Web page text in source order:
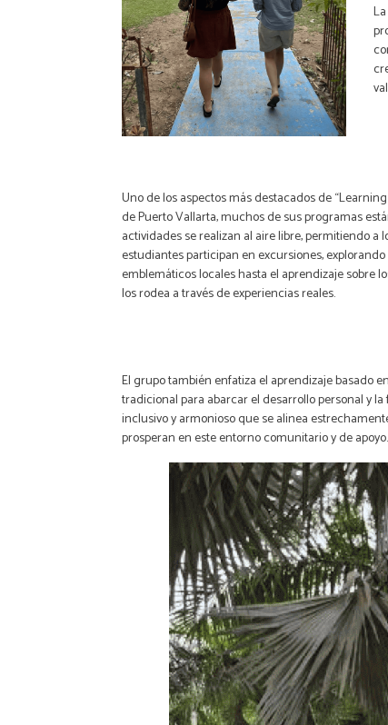
Uno de los aspectos más destacados de
de Puerto Vallarta, muchos de sus programas
actividades se realizan al aire libre, permitiendo
estudiantes participan en excursiones,
emblemáticos locales hasta el aprendizaje sobre
los rodea a través de experiencias reales.
El grupo también enfatiza el aprendizaje basado
tradicional para abarcar el desarrollo personal y
inclusivo y armonioso que se alinea
prosperan en este entorno comunitario y de apoyo.